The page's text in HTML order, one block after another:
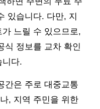
있습니다. 다만, 지
느릴 수 있으므로,
식 정보를 교차 확인
니다.
간은 주로 대중교통
, 지역 주민을 위한